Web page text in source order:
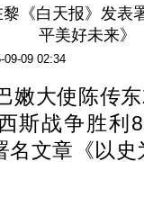
《白天报》发表
平美好未来》
09-09 02:34
嫩大使陈传
斯战争胜利
名文章《以